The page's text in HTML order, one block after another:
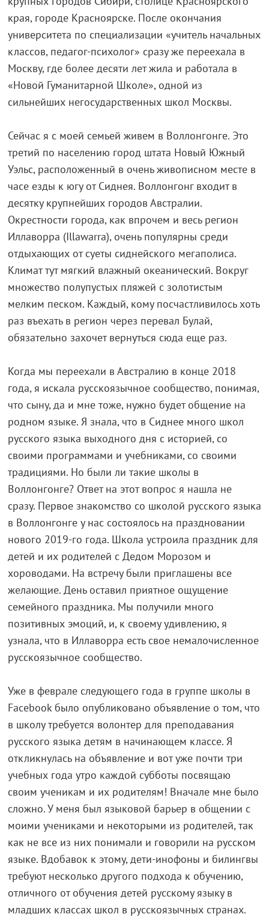
края, городе Красноярске. После окончания
университета по специализации «учитель начальных
классов, педагог-психолог» сразу же переехала в
Москву, где более десяти лет жила и работала в
«Новой Гуманитарной Школе», одной из
сильнейших негосударственных школ Москвы.
Сейчас я с моей семьей живем в Воллонгонге. Это
третий по населению город штата Новый Южный
Уэльс, расположенный в очень живописном месте в
часе езды к югу от Сиднея. Воллонгонг входит в
десятку крупнейших городов Австралии.
Окрестности города, как впрочем и весь регион
Иллаворра (Illawarra), очень популярны среди
отдыхающих от суеты сиднейского мегаполиса.
Климат тут мягкий влажный океанический. Вокруг
множество полупустых пляжей с золотистым
мелким песком. Каждый, кому посчастливилось хоть
раз въехать в регион через перевал Булай,
обязательно захочет вернуться сюда еще раз.
Когда мы переехали в Австралию в конце 2018
года, я искала русскоязычное сообщество, понимая,
что сыну, да и мне тоже, нужно будет общение на
родном языке. Я знала, что в Сиднее много школ
русского языка выходного дня с историей, со
своими программами и учебниками, со своими
традициями. Но были ли такие школы в
Воллонгонге? Ответ на этот вопрос я нашла не
сразу. Первое знакомство со школой русского языка
в Воллонгонге у нас состоялось на праздновании
нового 2019-го года. Школа устроила праздник для
детей и их родителей с Дедом Морозом и
хороводами. На встречу были приглашены все
желающие. День оставил приятное ощущение
семейного праздника. Мы получили много
позитивных эмоций, и, к своему удивлению, я
узнала, что в Иллаворра есть свое немалочисленное
русскоязычное сообщество.
Уже в феврале следующего года в группе школы в
Facebook было опубликовано объявление о том, что
в школу требуется волонтер для преподавания
русского языка детям в начинающем классе. Я
откликнулась на объявление и вот уже почти три
учебных года утро каждой субботы посвящаю
своим ученикам и их родителям! Вначале мне было
сложно. У меня был языковой барьер в общении с
моими учениками и некоторыми из родителей, так
как не все из них понимали и говорили на русском
языке. Вдобавок к этому, дети-инофоны и билингвы
требуют несколько другого подхода к обучению,
отличного от обучения детей русскому языку в
младших классах школ в русскоязычных странах.